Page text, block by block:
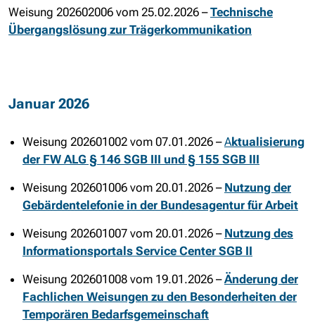
Weisung 202602006 vom 25.02.2026 –Technische
Übergangslösung zur Trägerkommunikation
Januar 2026
Weisung 202601002 vom 07.01.2026 –Aktualisierung
der FW ALG § 146 SGB III und § 155 SGB III
Weisung 202601006 vom 20.01.2026 – Nutzung der
Gebärdentelefonie in der Bundesagentur für Arbeit
Weisung 202601007 vom 20.01.2026 – Nutzung des
Informationsportals Service Center SGB II
Weisung 202601008 vom 19.01.2026 –Änderung der
Fachlichen Weisungen zu den Besonderheiten der
Temporären Bedarfsgemeinschaft